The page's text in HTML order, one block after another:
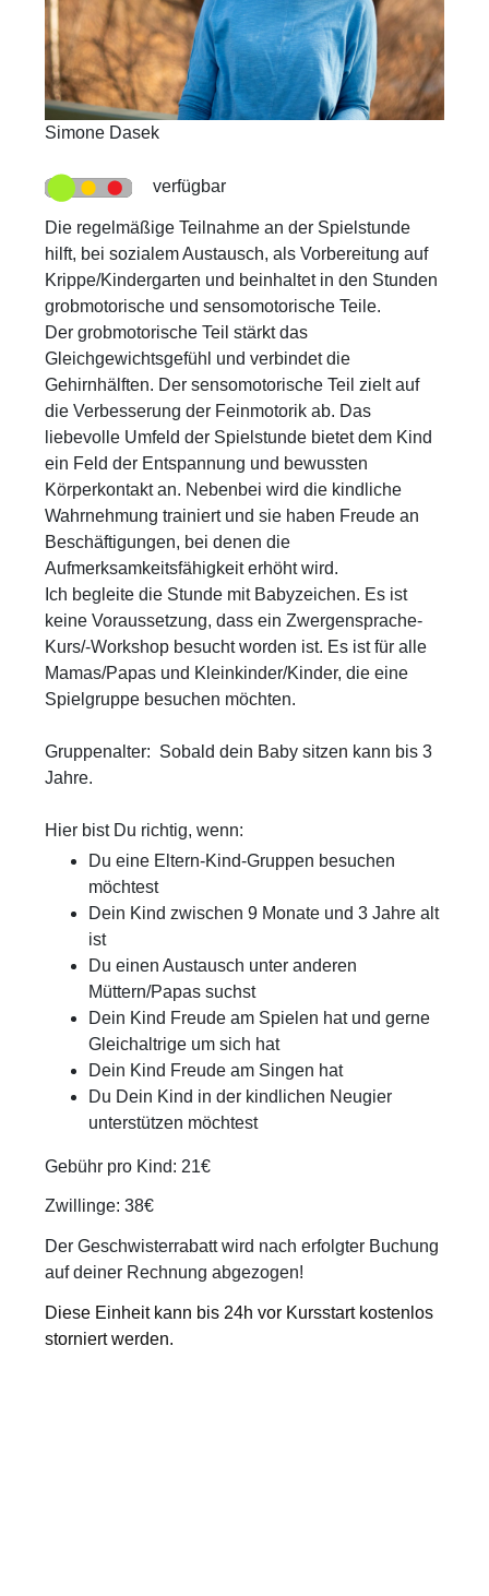
Simone Dasek
verfügbar
Die regelmäßige Teilnahme an der Spielstunde
hilft, bei sozialem Austausch, als Vorbereitung auf
Krippe/Kindergarten und beinhaltet in den Stunden
grobmotorische und sensomotorische Teile.
Der grobmotorische Teil stärkt das
Gleichgewichtsgefühl und verbindet die
Gehirnhälften. Der sensomotorische Teil zielt auf
die Verbesserung der Feinmotorik ab. Das
liebevolle Umfeld der Spielstunde bietet dem Kind
ein Feld der Entspannung und bewussten
Körperkontakt an. Nebenbei wird die kindliche
Wahrnehmung trainiert und sie haben Freude an
Beschäftigungen, bei denen die
Aufmerksamkeitsfähigkeit erhöht wird.
Ich begleite die Stunde mit Babyzeichen. Es ist
keine Voraussetzung, dass ein Zwergensprache-
Kurs/-Workshop besucht worden ist. Es ist für alle
Mamas/Papas und Kleinkinder/Kinder, die eine
Spielgruppe besuchen möchten.
Gruppenalter: Sobald dein Baby sitzen kann bis 3
Jahre.
Hier bist Du richtig, wenn:
Du eine Eltern-Kind-Gruppen besuchen
möchtest
Dein Kind zwischen 9 Monate und 3 Jahre alt
ist
Du einen Austausch unter anderen
Müttern/Papas suchst
Dein Kind Freude am Spielen hat und gerne
Gleichaltrige um sich hat
Dein Kind Freude am Singen hat
Du Dein Kind in der kindlichen Neugier
unterstützen möchtest
Gebühr pro Kind: 21€
Zwillinge: 38€
Der Geschwisterrabatt wird nach erfolgter Buchung
auf deiner Rechnung abgezogen!
Diese Einheit kann bis 24h vor Kursstart kostenlos
storniert werden.